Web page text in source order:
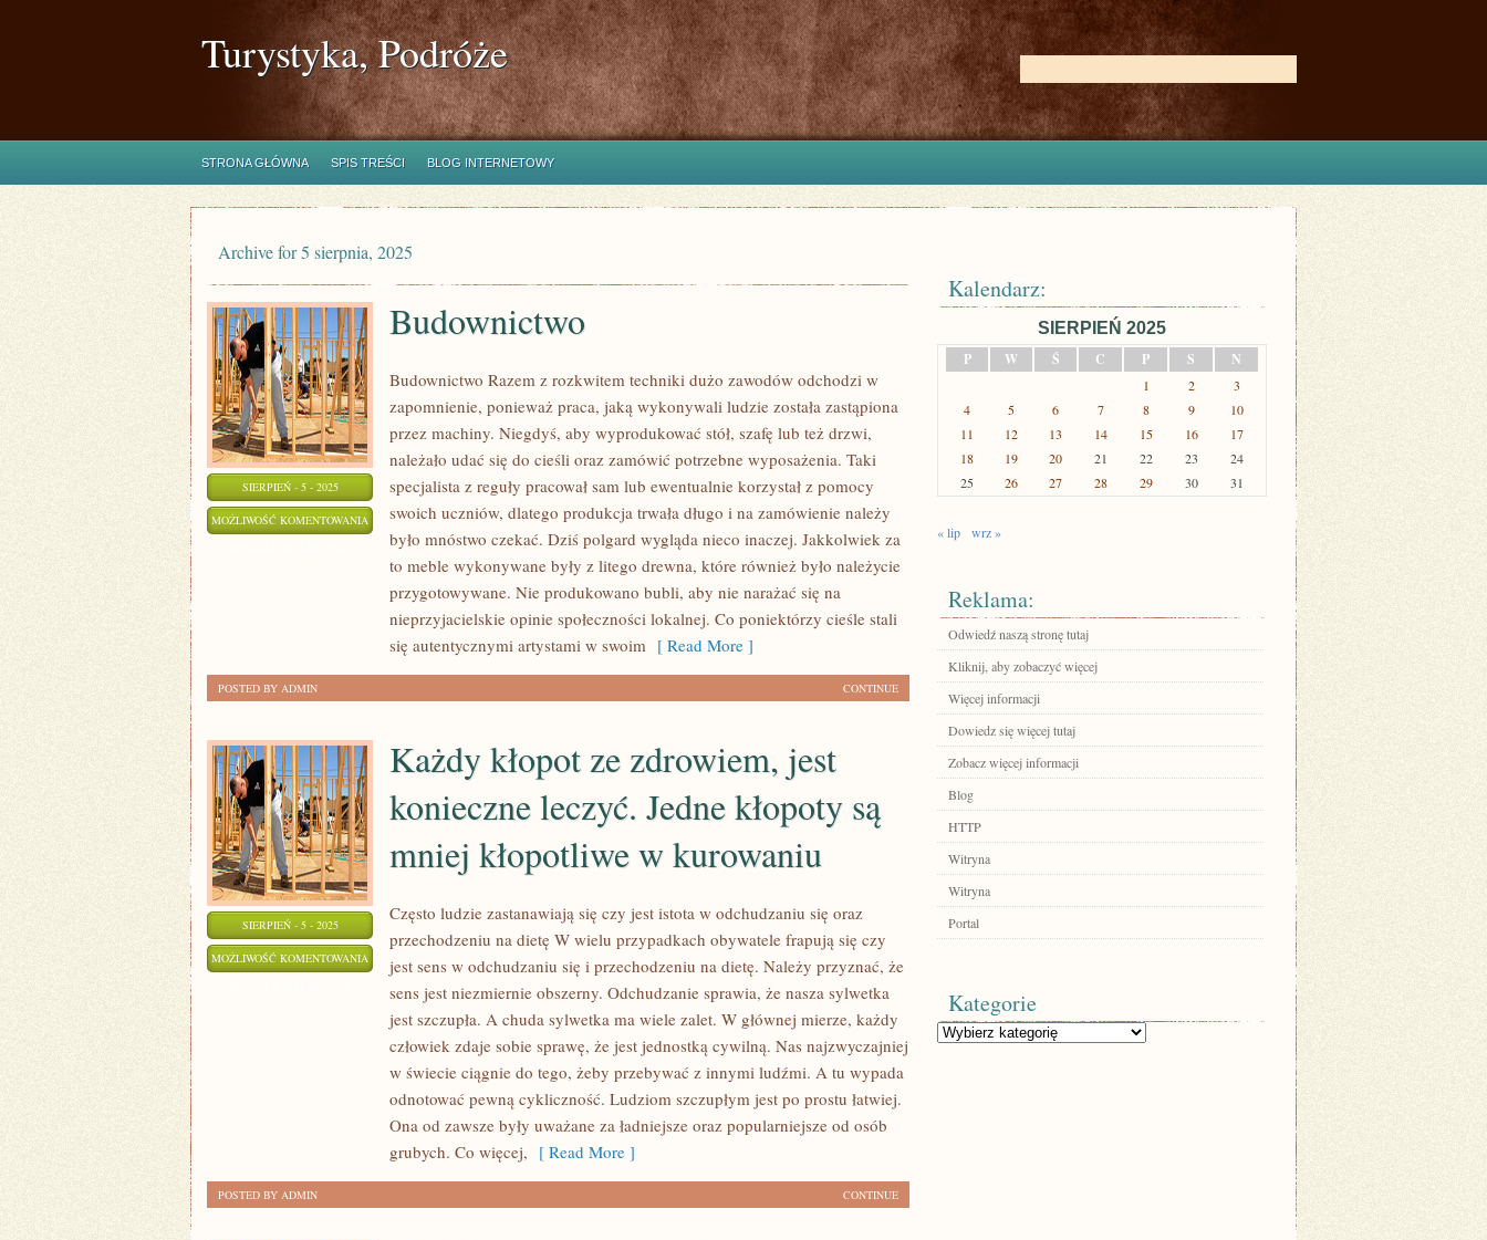
Turystyka, Podróże
STRONA GŁÓWNA SPIS TREŚCI BLOG INTERNETOWY
Archive for 5 sierpnia, 2025
SIERPIEŃ - 5 - 2025
MOŻLIWOŚĆ KOMENTOWANIA BUDOWNICTWO
Budownictwo
Budownictwo Razem z rozkwitem techniki dużo zawodów odchodzi w
zapomnienie, ponieważ praca, jaką wykonywali ludzie została zastąpiona
przez machiny. Niegdyś, aby wyprodukować stół, szafę lub też drzwi,
należało udać się do cieśli oraz zamówić potrzebne wyposażenia. Taki
specjalista z reguły pracował sam lub ewentualnie korzystał z pomocy
swoich uczniów, dlatego produkcja trwała długo i na zamówienie należy
było mnóstwo czekać. Dziś polgard wygląda nieco inaczej. Jakkolwiek za
to meble wykonywane były z litego drewna, które również było należycie
przygotowywane. Nie produkowano bubli, aby nie narażać się na
nieprzyjacielskie opinie społeczności lokalnej. Co poniektórzy cieśle stali
się autentycznymi artystami w swoim [ Read More ]
CONTINUE
POSTED BY ADMIN
SIERPIEŃ - 5 - 2025
MOŻLIWOŚĆ KOMENTOWANIA
ZDROWIEM,
JEST
KONIECZNE
LECZYĆ.
JEDNE
KŁOPOTY
SĄ
Każdy kłopot ze zdrowiem, jest
konieczne leczyć. Jedne kłopoty są
mniej kłopotliwe w kurowaniu
Często ludzie zastanawiają się czy jest istota w odchudzaniu się oraz
przechodzeniu na dietę W wielu przypadkach obywatele frapują się czy
jest sens w odchudzaniu się i przechodzeniu na dietę. Należy przyznać, że
sens jest niezmiernie obszerny. Odchudzanie sprawia, że nasza sylwetka
jest szczupła. A chuda sylwetka ma wiele zalet. W głównej mierze, każdy
człowiek zdaje sobie sprawę, że jest jednostką cywilną. Nas najzwyczajniej
w świecie ciągnie do tego, żeby przebywać z innymi ludźmi. A tu wypada
odnotować pewną cykliczność. Ludziom szczupłym jest po prostu łatwiej.
Ona od zawsze były uważane za ładniejsze oraz popularniejsze od osób
grubych. Co więcej, [ Read More ]
CONTINUE
POSTED BY ADMIN
Kalendarz:
SIERPIEŃ 2025
P
W Ś C P S N
1 2
3
4
5 6 7 8 9
10
11
12 13 14 15 16
17
18
19 20 21 22 23
24
25
26 27 28 29 30 31
« lip wrz »
Reklama:
Odwiedź naszą stronę tutaj
Kliknij, aby zobaczyć więcej
Więcej informacji
Dowiedz się więcej tutaj
Zobacz więcej informacji
Blog
HTTP
Witryna
Witryna
Portal
Kategorie
Kategorie